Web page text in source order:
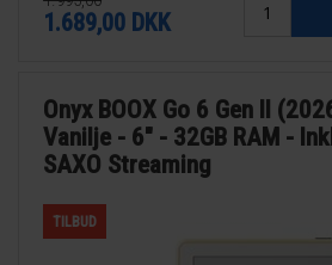
1.689,00 DKK
Onyx BOOX Go 6 Gen II
Vanilje - 6" - 32GB RAM -
SAXO Streaming
TILBUD